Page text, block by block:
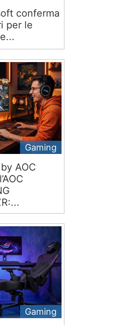
conferma
per le
Gaming
AOC
Gaming